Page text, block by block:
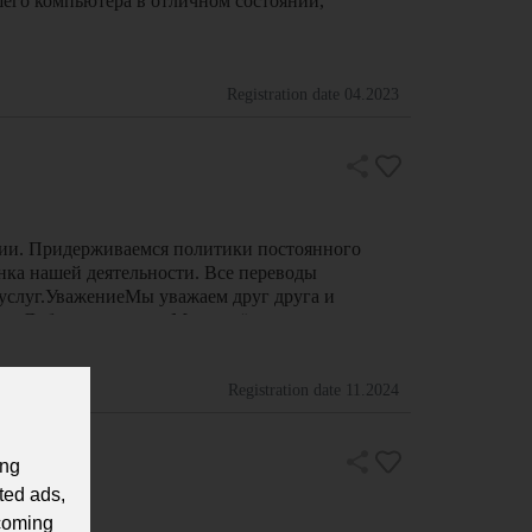
Registration date 04.2023
Придерживаемся политики постоянного
нашей деятельности. Все переводы
уважаем друг друга и
серьёзно относимся к
Registration date 11.2024
ads,